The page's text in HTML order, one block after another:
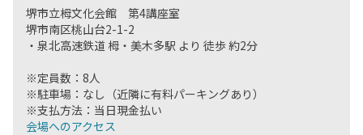
堺市立栂文化会館 第4講座室
堺市南区桃山台2-1-2
・泉北高速鉄道 栂・美木多駅 より 徒歩 約2分
※定員数：8人
※駐車場：なし（近隣に有料パーキングあり）
※支払方法：当日現金払い
会場へのアクセス